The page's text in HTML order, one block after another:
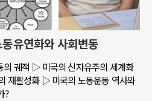
유연화와 사회변동
궤적 ▷ 미국의 신자유주의 세계화
재활성화 ▷ 미국의 노동운동 역사와
?